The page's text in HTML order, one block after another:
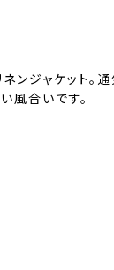
ンジャケット。
風合いです。